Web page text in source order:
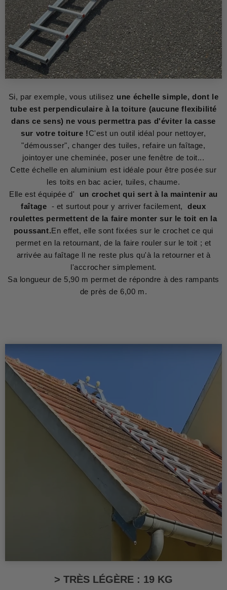
Si, par exemple, vous utilisez une échelle simple, dont le
tube est perpendiculaire à la toiture (aucune flexibilité
dans ce sens) ne vous permettra pas d'éviter la casse
sur votre toiture !C'est un outil idéal pour nettoyer,
"démousser", changer des tuiles, refaire un faîtage,
jointoyer une cheminée, poser une fenêtre de toit...
Cette échelle en aluminium est idéale pour être posée sur
les toits en bac acier, tuiles, chaume.
Elle est équipée d' un crochet qui sert à la maintenir au
faîtage - et surtout pour y arriver facilement,deux
roulettes permettent de la faire monter sur le toit en la
poussant.En effet, elle sont fixées sur le crochet ce qui
permet en la retournant, de la faire rouler sur le toit ; et
arrivée au faîtage ll ne reste plus qu'à la retourner et à
l'accrocher simplement.
Sa longueur de 5,90 m permet de répondre à des rampants
de près de 6,00 m.
> TRÈS LÉGÈRE : 19 KG